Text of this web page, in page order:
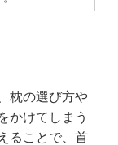
枕の選び方や
かけてしまう
ることで、首